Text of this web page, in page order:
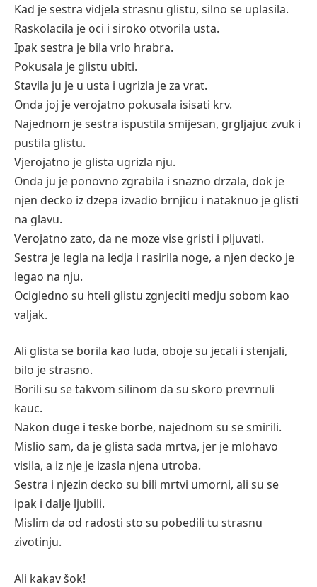
Kad je sestra vidjela strasnu glistu, silno se uplasila.
Raskolacila je oci i siroko otvorila usta.
Ipak sestra je bila vrlo hrabra.
Pokusala je glistu ubiti.
Stavila ju je u usta i ugrizla je za vrat.
Onda joj je verojatno pokusala isisati krv.
Najednom je sestra ispustila smijesan, grgljajuc zvuk i
pustila glistu.
Vjerojatno je glista ugrizla nju.
Onda ju je ponovno zgrabila i snazno drzala, dok je
njen decko iz dzepa izvadio brnjicu i nataknuo je glisti
na glavu.
Verojatno zato, da ne moze vise gristi i pljuvati.
Sestra je legla na ledja i rasirila noge, a njen decko je
legao na nju.
Ocigledno su hteli glistu zgnjeciti medju sobom kao
valjak.
Ali glista se borila kao luda, oboje su jecali i stenjali,
bilo je strasno.
Borili su se takvom silinom da su skoro prevrnuli
kauc.
Nakon duge i teske borbe, najednom su se smirili.
Mislio sam, da je glista sada mrtva, jer je mlohavo
visila, a iz nje je izasla njena utroba.
Sestra i njezin decko su bili mrtvi umorni, ali su se
ipak i dalje ljubili.
Mislim da od radosti sto su pobedili tu strasnu
zivotinju.
Ali kakav šok!